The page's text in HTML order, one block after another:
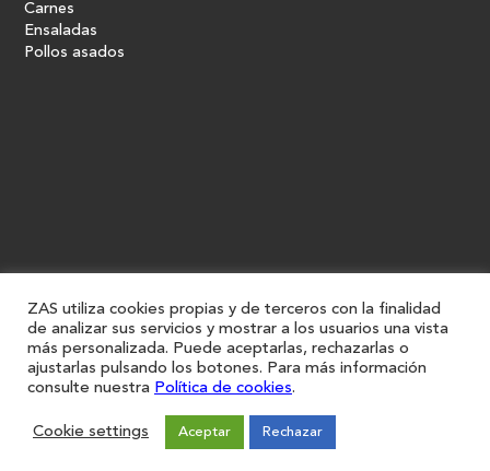
Carnes
Ensaladas
Pollos asados
ZAS utiliza cookies propias y de terceros con la finalidad
de analizar sus servicios y mostrar a los usuarios una vista
más personalizada. Puede aceptarlas, rechazarlas o
ajustarlas pulsando los botones. Para más información
consulte nuestra Política de cookies.
Cookie settings Aceptar Rechazar